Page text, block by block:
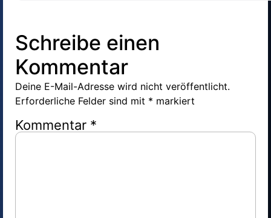
Schreibe einen
Kommentar
Deine E-Mail-Adresse wird nicht veröffentlicht.
Erforderliche Felder sind mit * markiert
Kommentar *